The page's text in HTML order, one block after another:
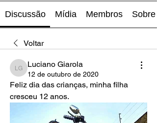
Discussão Mídia Membros Sobre
Voltar
Luciano Giarola
Luciano Giarola
12 de outubro de 2020
Feliz dia das crianças, minha filha
cresceu 12 anos.